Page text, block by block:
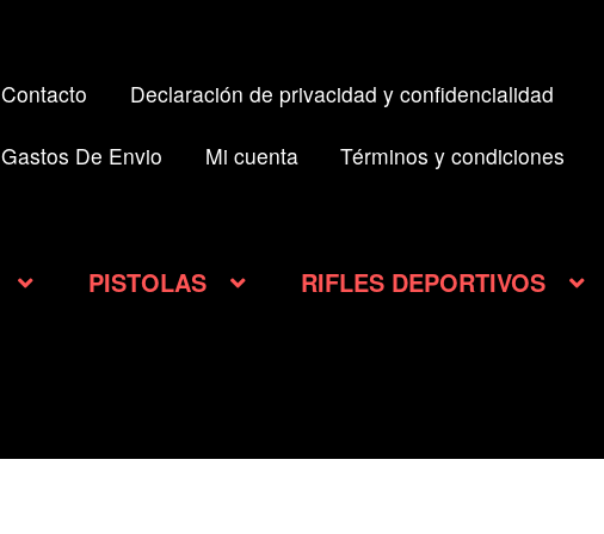
Contacto Declaración de privacidad y confidencialidad
Gastos De Envio Mi cuenta Términos y condiciones
PISTOLAS RIFLES DEPORTIVOS